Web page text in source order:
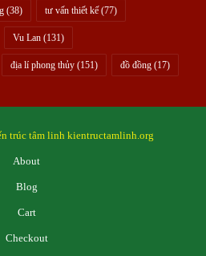
(38) tư vấn thiết kế(77)
Vu Lan (131)
địa lí phong thủy (151) đồ đồng (17)
trúc tâm linh kientructamlinh.org
About
Blog
Cart
Checkout